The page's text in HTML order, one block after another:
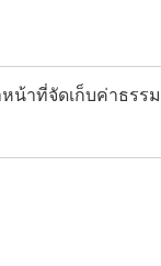
าที่จัดเก็บค่าธรร